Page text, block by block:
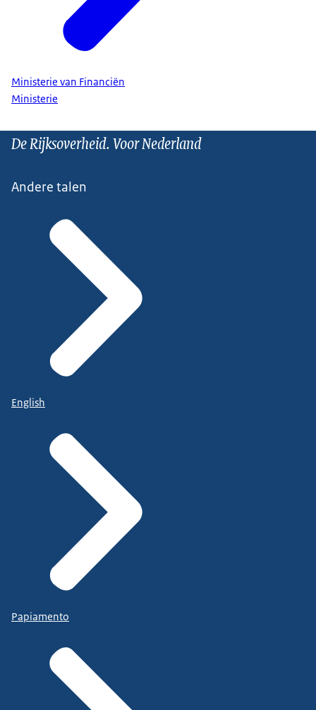
Ministerie van Financiën
Ministerie
De Rijksoverheid. Voor Nederland
Andere talen
English
Papiamento